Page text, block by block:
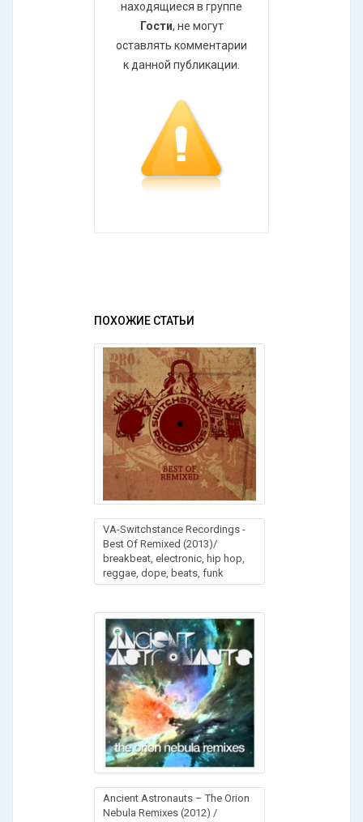
находящиеся в группе
Гости, не могут
оставлять комментарии
к данной публикации.
ПОХОЖИЕ СТАТЬИ
VA-Switchstance Recordings -
Best Of Remixed (2013)/
breakbeat, electronic, hip hop,
reggae, dope, beats, funk
Ancient Astronauts – The Orion
Nebula Remixes (2012) /